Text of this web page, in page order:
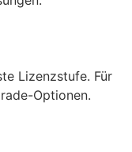
Lizenzstufe. Für
Optionen.